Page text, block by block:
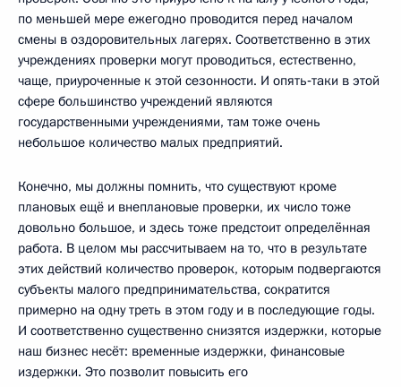
по меньшей мере ежегодно проводится перед началом
смены в оздоровительных лагерях. Соответственно в этих
учреждениях проверки могут проводиться, естественно,
чаще, приуроченные к этой сезонности. И опять‑таки в этой
сфере большинство учреждений являются
государственными учреждениями, там тоже очень
небольшое количество малых предприятий.
Конечно, мы должны помнить, что существуют кроме
плановых ещё и внеплановые проверки, их число тоже
довольно большое, и здесь тоже предстоит определённая
работа. В целом мы рассчитываем на то, что в результате
этих действий количество проверок, которым подвергаются
субъекты малого предпринимательства, сократится
примерно на одну треть в этом году и в последующие годы.
И соответственно существенно снизятся издержки, которые
наш бизнес несёт: временные издержки, финансовые
издержки. Это позволит повысить его